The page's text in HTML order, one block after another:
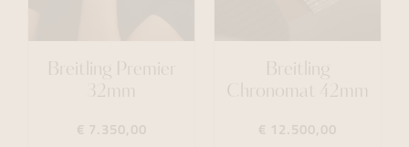
Breitling Premier
32mm
€ 7.350,00
Breitling
Chronomat 42mm
€ 12.500,00